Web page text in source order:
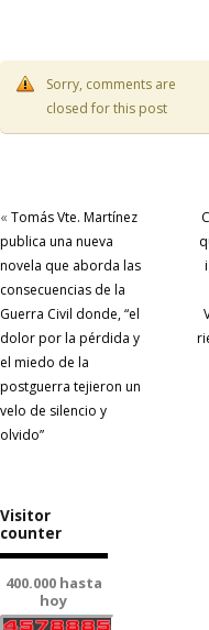
Sorry, comments are
closed for this post
« Tomás Vte. Martínez
publica una nueva
novela que aborda las
consecuencias de la
Guerra Civil donde, “el
dolor por la pérdida y
el miedo de la
postguerra tejieron un
velo de silencio y
olvido”
Visitor
counter
400.000 hasta
hoy